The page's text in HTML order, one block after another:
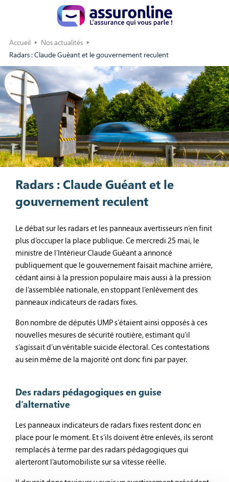
Accueil
Nos actualités
Radars : Claude Guéant et le gouvernement reculent
Radars : Claude Guéant et le
gouvernement reculent
Le débat sur les radars et les panneaux avertisseurs n’en finit
plus d’occuper la place publique. Ce mercredi 25 mai, le
ministre de l’Intérieur Claude Guéant a annoncé
publiquement que le gouvernement faisait machine arrière,
cédant ainsi à la pression populaire mais aussi à la pression
de l’assemblée nationale, en stoppant l’enlèvement des
panneaux indicateurs de radars fixes.
Bon nombre de députés UMP s’étaient ainsi opposés à ces
nouvelles mesures de sécurité routière, estimant qu’il
s’agissait d’un véritable suicide électoral. Ces contestations
au sein même de la majorité ont donc fini par payer.
Des radars pédagogiques en guise
d’alternative
Les panneaux indicateurs de radars fixes restent donc en
place pour le moment. Et s’ils doivent être enlevés, ils seront
remplacés à terme par des radars pédagogiques qui
alerteront l’automobiliste sur sa vitesse réelle.